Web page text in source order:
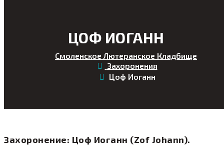
ЦОФ ИОГАНН
Смоленское Лютеранское Кладбище
Захоронения
Цоф Иоганн
Захоронение: Цоф Иоганн (Zof Johann).